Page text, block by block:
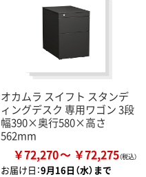
オカムラ スイフト スタンデ
ィングデスク 専用ワゴン 3段
幅390×奥行580×高さ
562mm
￥72,270 ￥72,275
お届け日：9月16日（水）まで